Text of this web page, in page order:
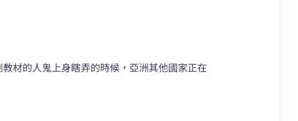
材的人鬼上身瞎弄的時候，亞洲其他國家正在